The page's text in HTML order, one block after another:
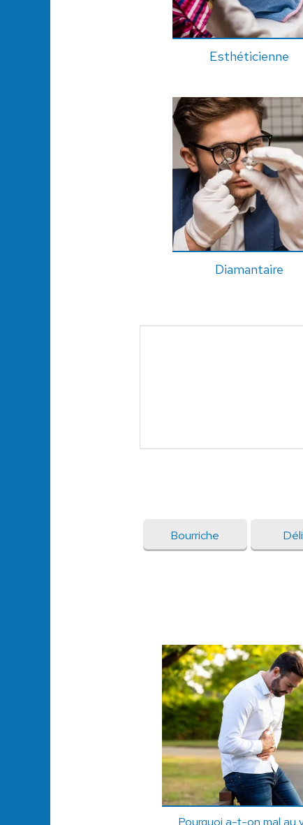
Esthéticienne
Diamantaire
Bourriche
Pourquoi a-t-on mal au